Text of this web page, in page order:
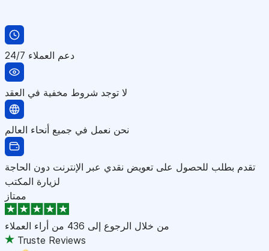
دعم العملاء 24/7
لا توجد شروط مخفية في العقد
نحن نعمل في جميع أنحاء العالم
تقدم بطلب للحصول على تعويض نقدي عبر الإنترنت دون الحاجة
لزيارة المكتب
ممتاز
من خلال الرجوع إلى 436 من أراء العملاء
Truste Reviews